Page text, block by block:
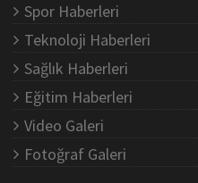
Spor Haberleri
Teknoloji Haberleri
Sağlık Haberleri
Eğitim Haberleri
Video Galeri
Fotoğraf Galeri